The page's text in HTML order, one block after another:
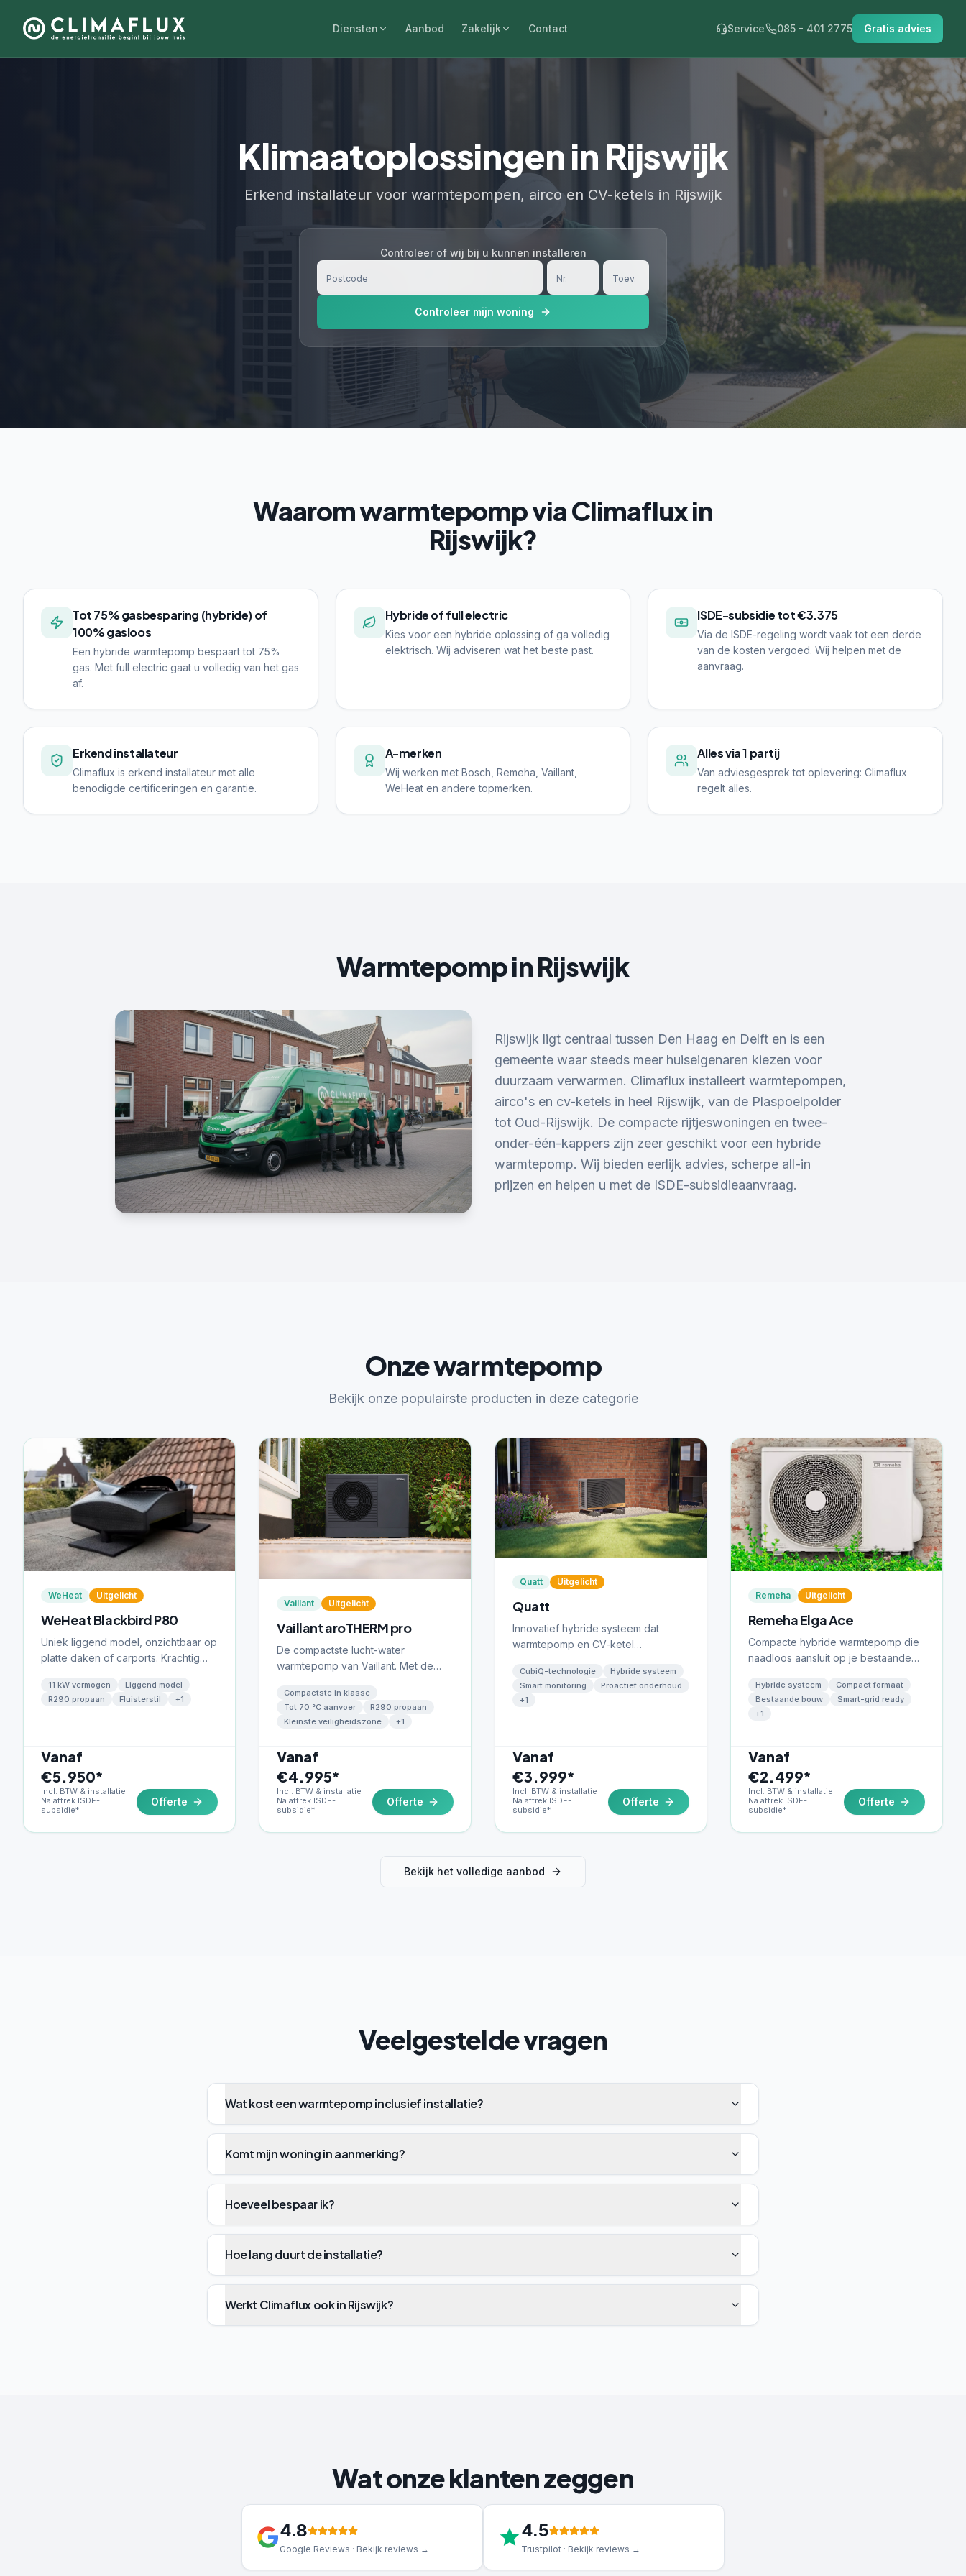
Diensten Aanbod Zakelijk Contact Service 085 - 401 2775 Gratis advies
Klimaatoplossingen in Rijswijk
Erkend installateur voor warmtepompen, airco en CV-ketels in Rijswijk
Controleer of wij bij u kunnen installeren
Controleer mijn woning
Waarom warmtepomp via Climaflux in
Rijswijk?
Tot 75% gasbesparing (hybride) of
100% gasloos
Een hybride warmtepomp bespaart tot 75%
gas. Met full electric gaat u volledig van het gas
af.
Hybride of full electric
Kies voor een hybride oplossing of ga volledig
elektrisch. Wij adviseren wat het beste past.
ISDE-subsidie tot €3.375
Via de ISDE-regeling wordt vaak tot een derde
van de kosten vergoed. Wij helpen met de
aanvraag.
Erkend installateur
Climaflux is erkend installateur met alle
benodigde certificeringen en garantie.
A-merken
Wij werken met Bosch, Remeha, Vaillant,
WeHeat en andere topmerken.
Alles via 1 partij
Van adviesgesprek tot oplevering: Climaflux
regelt alles.
WarmtepompinRijswijk
Rijswijk ligt centraal tussen Den Haag en Delft en is een
gemeente waar steeds meer huiseigenaren kiezen voor
duurzaam verwarmen. Climaflux installeert warmtepompen,
airco's en cv-ketels in heel Rijswijk, van de Plaspoelpolder
tot Oud-Rijswijk. De compacte rijtjeswoningen en twee-
onder-één-kappers zijn zeer geschikt voor een hybride
warmtepomp. Wij bieden eerlijk advies, scherpe all-in
prijzen en helpen u met de ISDE-subsidieaanvraag.
Onze warmtepomp
Bekijk onze populairste producten in deze categorie
WeHeat Uitgelicht
WeHeat Blackbird P80
Uniek liggend model, onzichtbaar op
platte daken of carports. Krachtig
werking.
11 kW vermogen
Liggend model
R290 propaan
Fluisterstil +1
Vanaf
€5.950*
Incl. BTW & installatie
Na aftrek ISDE-
subsidie*
Offerte
Vaillant Uitgelicht
Vaillant aroTHERM pro
De compactste lucht-water
warmtepomp van Vaillant. Met de
klasse past de aroTHERM pro vrijwel
overal — ideaal voor krappe tuinen
en smalle zijgevels. R290 propaan,
Compactste in klasse
Tot 70 °C aanvoer
R290 propaan
Kleinste veiligheidszone
+1
Vanaf
€4.995*
Incl. BTW & installatie
Na aftrek ISDE-
subsidie*
Offerte
Quatt Uitgelicht
Quatt
Innovatief hybride systeem dat
warmtepomp en CV-ketel
op gas zonder grote aanpassingen.
CubiQ-technologie
Hybride systeem
Smart monitoring
Proactief onderhoud
+1
Vanaf
€3.999*
Incl. BTW & installatie
Na aftrek ISDE-
subsidie*
Offerte
Remeha Uitgelicht
Remeha Elga Ace
Compacte hybride warmtepomp die
naadloos aansluit op je bestaande
verduurzamen met maximaal
rendement.
Hybride systeem
Compact formaat
Bestaande bouw
Smart-grid ready
+1
Vanaf
€2.499*
Incl. BTW & installatie
Na aftrek ISDE-
subsidie*
Offerte
Bekijk het volledige aanbod
Veelgestelde vragen
Wat kost een warmtepomp inclusief installatie?
Komt mijn woning in aanmerking?
Hoeveel bespaar ik?
Hoe lang duurt de installatie?
Werkt Climaflux ook in Rijswijk?
Wat onze klanten zeggen
4.8
Google Reviews · Bekijk reviews →
4.5
Trustpilot · Bekijk reviews →